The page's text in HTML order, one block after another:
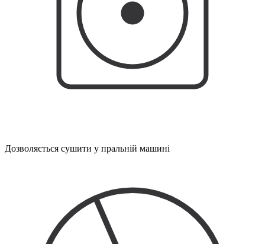
Дозволяється сушити у пральній машині